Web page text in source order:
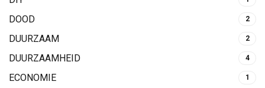
DOOD 2
DUURZAAM 2
DUURZAAMHEID 4
ECONOMIE 1